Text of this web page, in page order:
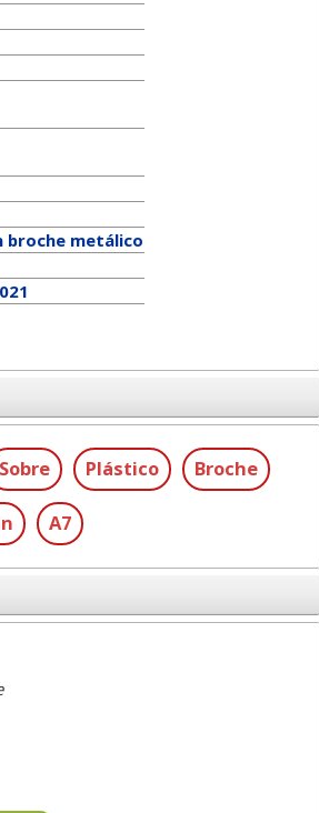
broche metálico
Sobre Plástico Broche
A7